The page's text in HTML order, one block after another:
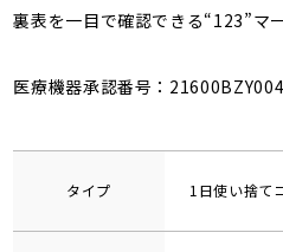
裏表を一目で確認できる“123”マー
医療機器承認番号：
タイプ 1日使い捨て